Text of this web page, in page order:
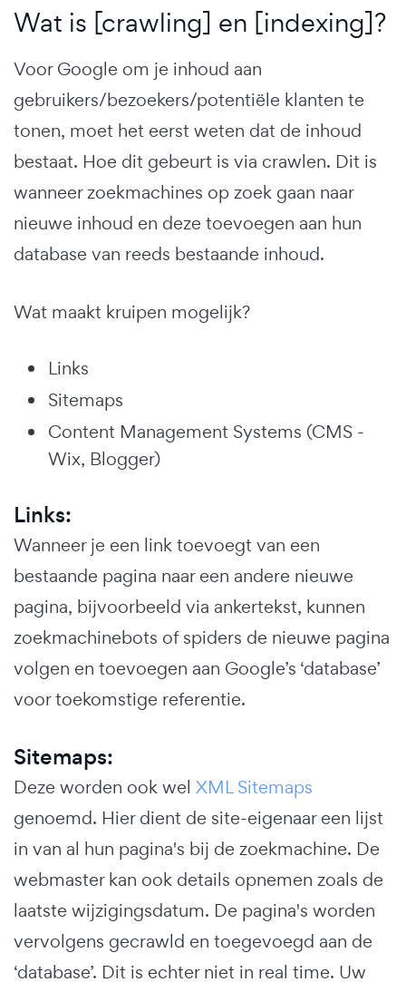
Wat is [crawling] en [indexing]?
Voor Google om je inhoud aan
gebruikers/bezoekers/potentiële klanten te
tonen, moet het eerst weten dat de inhoud
bestaat. Hoe dit gebeurt is via crawlen. Dit is
wanneer zoekmachines op zoek gaan naar
nieuwe inhoud en deze toevoegen aan hun
database van reeds bestaande inhoud.
Wat maakt kruipen mogelijk?
Links
Sitemaps
Content Management Systems (CMS -
Wix, Blogger)
Links:
Wanneer je een link toevoegt van een
bestaande pagina naar een andere nieuwe
pagina, bijvoorbeeld via ankertekst, kunnen
zoekmachinebots of spiders de nieuwe pagina
volgen en toevoegen aan Google’s ‘database’
voor toekomstige referentie.
Sitemaps:
Deze worden ook wel XML Sitemaps
genoemd. Hier dient de site-eigenaar een lijst
in van al hun pagina's bij de zoekmachine. De
webmaster kan ook details opnemen zoals de
laatste wijzigingsdatum. De pagina's worden
vervolgens gecrawld en toegevoegd aan de
‘database’. Dit is echter niet in real time. Uw